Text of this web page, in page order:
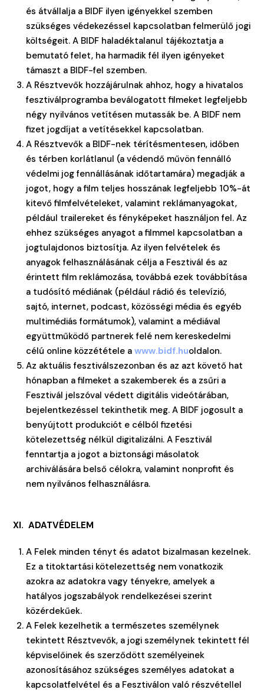
és átvállalja a BIDF ilyen igényekkel szemben
szükséges védekezéssel kapcsolatban felmerülő jogi
költségeit. A BIDF haladéktalanul tájékoztatja a
bemutató felet, ha harmadik fél ilyen igényeket
támaszt a BIDF-fel szemben.
A Résztvevők hozzájárulnak ahhoz, hogy a hivatalos
fesztiválprogramba beválogatott filmeket legfeljebb
négy nyilvános vetítésen mutassák be. A BIDF nem
fizet jogdíjat a vetítésekkel kapcsolatban.
A Résztvevők a BIDF-nek térítésmentesen, időben
és térben korlátlanul (a védendő művön fennálló
védelmi jog fennállásának időtartamára) megadják a
jogot, hogy a film teljes hosszának legfeljebb 10%-át
kitevő filmfelvételeket, valamint reklámanyagokat,
például trailereket és fényképeket használjon fel. Az
ehhez szükséges anyagot a filmmel kapcsolatban a
jogtulajdonos biztosítja. Az ilyen felvételek és
anyagok felhasználásának célja a Fesztivál és az
érintett film reklámozása, továbbá ezek továbbítása
a tudósító médiának (például rádió és televízió,
sajtó, internet, podcast, közösségi média és egyéb
multimédiás formátumok), valamint a médiával
együttműködő partnerek felé nem kereskedelmi
célú online közzététele awww.bidf.huoldalon.
Az aktuális fesztiválszezonban és az azt követő hat
hónapban a filmeket a szakemberek és a zsűri a
Fesztivál jelszóval védett digitális videótárában,
bejelentkezéssel tekinthetik meg. A BIDF jogosult a
benyújtott produkciót e célból fizetési
kötelezettség nélkül digitalizálni. A Fesztivál
fenntartja a jogot a biztonsági másolatok
archiválására belső célokra, valamint nonprofit és
nem nyilvános felhasználásra.
XI. ADATVÉDELEM
A Felek minden tényt és adatot bizalmasan kezelnek.
Ez a titoktartási kötelezettség nem vonatkozik
azokra az adatokra vagy tényekre, amelyek a
hatályos jogszabályok rendelkezései szerint
közérdekűek.
A Felek kezelhetik a természetes személynek
tekintett Résztvevők, a jogi személynek tekintett fél
képviselőinek és szerződött személyeinek
azonosításához szükséges személyes adatokat a
kapcsolatfelvétel és a Fesztiválon való részvétellel